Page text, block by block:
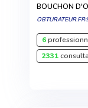
BOUCHON
6
2331